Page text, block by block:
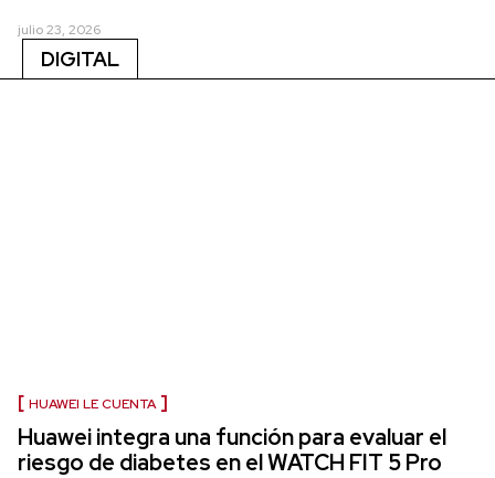
julio 23, 2026
DIGITAL
HUAWEI LE CUENTA
Huawei integra una función para evaluar el
riesgo de diabetes en el WATCH FIT 5 Pro